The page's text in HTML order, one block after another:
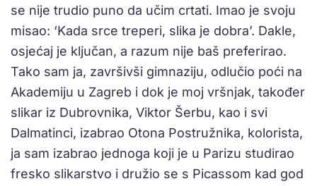
se nije trudio puno da učim crtati. Imao je svoju
misao: ‘Kada srce treperi, slika je dobra’. Dakle,
osjećaj je ključan, a razum nije baš preferirao.
Tako sam ja, završivši gimnaziju, odlučio poći na
Akademiju u Zagreb i dok je moj vršnjak, također
slikar iz Dubrovnika, Viktor Šerbu, kao i svi
Dalmatinci, izabrao Otona Postružnika, kolorista,
ja sam izabrao jednoga koji je u Parizu studirao
fresko slikarstvo i družio se s Picassom kad god